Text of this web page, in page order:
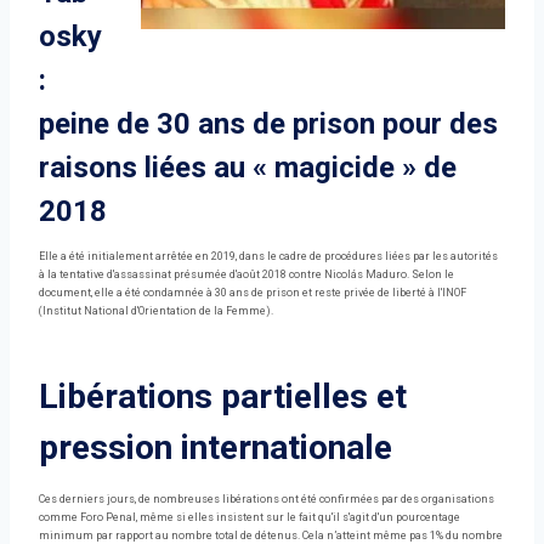
osky
:
peine de 30 ans de prison pour des
raisons liées au « magicide » de
2018
Elle a été initialement arrêtée en 2019, dans le cadre de procédures liées par les autorités
à la tentative d'assassinat présumée d'août 2018 contre Nicolás Maduro. Selon le
document, elle a été condamnée à 30 ans de prison et reste privée de liberté à l'INOF
(Institut National d'Orientation de la Femme).
Libérations partielles et
pression internationale
Ces derniers jours, de nombreuses libérations ont été confirmées par des organisations
comme Foro Penal, même si elles insistent sur le fait qu'il s'agit d'un pourcentage
minimum par rapport au nombre total de détenus. Cela n’atteint même pas 1% du nombre